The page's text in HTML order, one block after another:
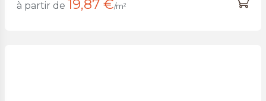
à partir de 19,87 €/m²